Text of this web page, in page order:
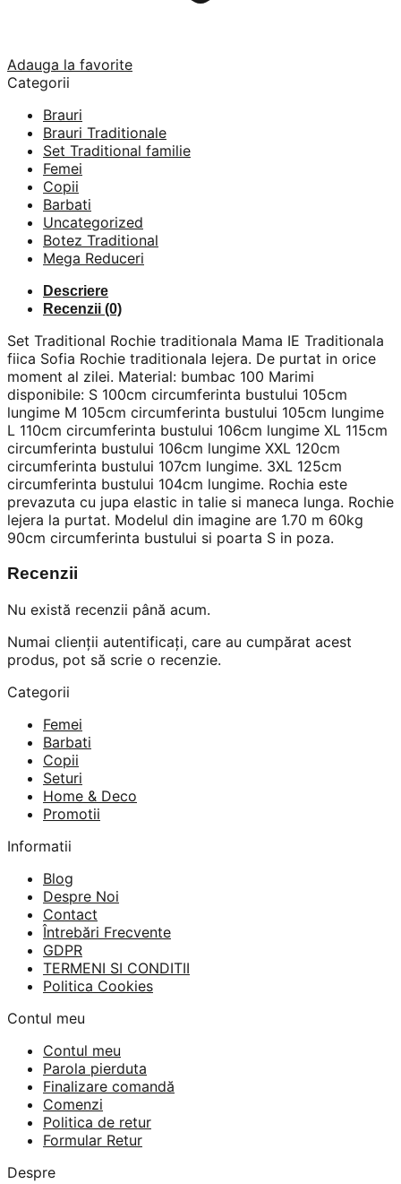
Adauga la favorite
Categorii
Brauri
Brauri Traditionale
Set Traditional familie
Femei
Copii
Barbati
Uncategorized
Botez Traditional
Mega Reduceri
Descriere
Recenzii (0)
Set Traditional Rochie traditionala Mama IE Traditionala
fiica Sofia Rochie traditionala lejera. De purtat in orice
moment al zilei. Material: bumbac 100 Marimi
disponibile: S 100cm circumferinta bustului 105cm
lungime M 105cm circumferinta bustului 105cm lungime
L 110cm circumferinta bustului 106cm lungime XL 115cm
circumferinta bustului 106cm lungime XXL 120cm
circumferinta bustului 107cm lungime. 3XL 125cm
circumferinta bustului 104cm lungime. Rochia este
prevazuta cu jupa elastic in talie si maneca lunga. Rochie
lejera la purtat. Modelul din imagine are 1.70 m 60kg
90cm circumferinta bustului si poarta S in poza.
Recenzii
Nu există recenzii până acum.
Numai clienții autentificați, care au cumpărat acest
produs, pot să scrie o recenzie.
Categorii
Femei
Barbati
Copii
Seturi
Home & Deco
Promotii
Informatii
Blog
Despre Noi
Contact
Întrebări Frecvente
GDPR
TERMENI SI CONDITII
Politica Cookies
Contul meu
Contul meu
Parola pierduta
Finalizare comandă
Comenzi
Politica de retur
Formular Retur
Despre